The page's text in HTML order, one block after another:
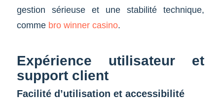
gestion sérieuse et une stabilité technique,
comme bro winner casino.
Expérience utilisateur et
support client
Facilité d’utilisation et accessibilité